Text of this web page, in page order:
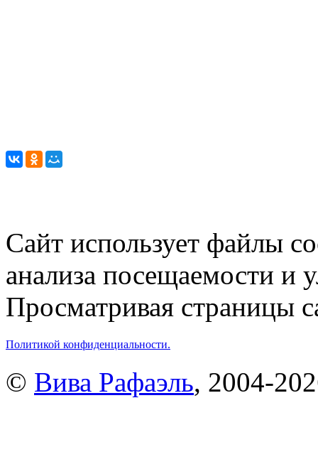
Сайт использует файлы
анализа посещаемости и
Просматривая страницы
Политикой конфиденциальности.
© Вива Рафаэль, 2004-